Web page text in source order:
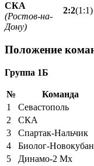
2:2(1:1)
СКА
(Ростов-на-
Дону)
Положение
Группа 1Б
№ Команда
1
Севастополь
2
СКА
3
Спартак-Нальчик
4
Биолог-
5
Динамо-2 Мх